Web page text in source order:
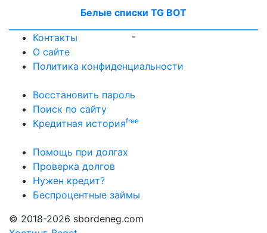
Белые списки TG BOT
-
Контакты
О сайте
Политика конфиденциальности
Восстановить пароль
Поиск по сайту
Кредитная историяfree
Помощь при долгах
Проверка долгов
Нужен кредит?
Беспроцентные займы
© 2018-2026 sbordeneg.com